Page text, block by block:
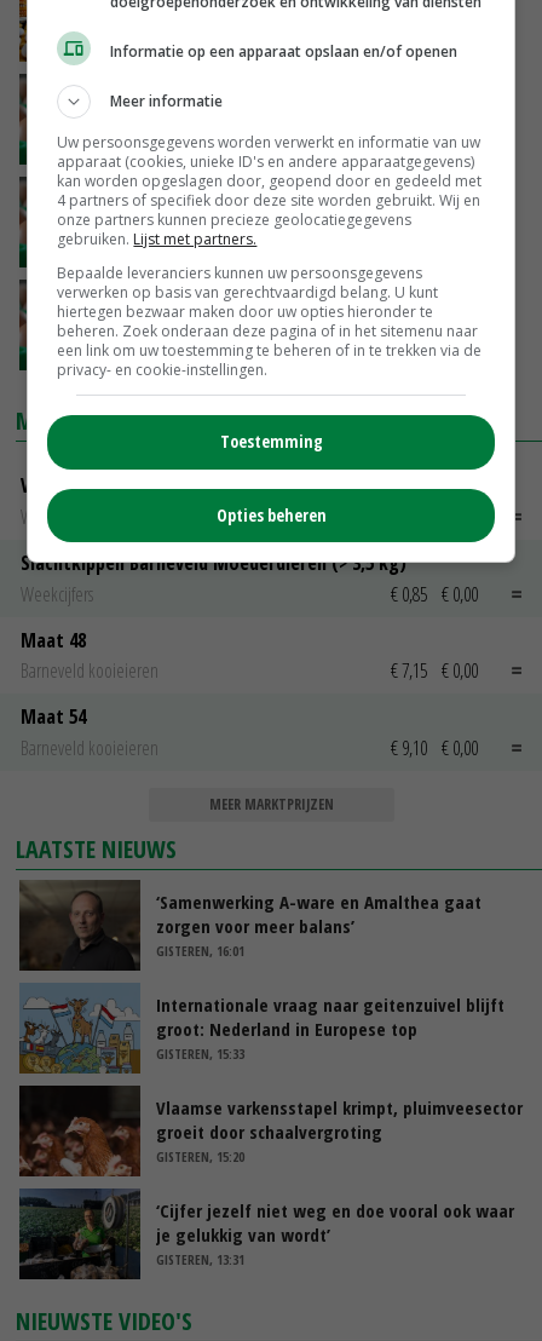
20-04-2019
Prijzen eieren week 8
24-02-2017
Prijzen eieren week 7
17-02-2017
Prijzen eieren week 6
10-02-2017
MARKTPRIJZEN
Vleeskuikens Barneveld tot 2000 gr
Weekcijfers
Slachtkippen Barneveld Moederdieren (> 3,5 kg)
Weekcijfers
€ 0,85 € 0,00
Maat 48
Barneveld kooieieren
€ 7,15 € 0,00
Maat 54
Barneveld kooieieren
€ 9,10 € 0,00
MEER MARKTPRIJZEN
LAATSTE NIEUWS
‘Samenwerking A-ware en Amalthea gaat
zorgen voor meer balans’
GISTEREN, 16:01
Internationale vraag naar geitenzuivel blijft
groot: Nederland in Europese top
GISTEREN, 15:33
Vlaamse varkensstapel krimpt, pluimveesector
groeit door schaalvergroting
GISTEREN, 15:20
‘Cijfer jezelf niet weg en doe vooral ook waar
je gelukkig van wordt’
GISTEREN, 13:31
NIEUWSTE VIDEO'S
Informatie op een apparaat opslaan en/of openen
Meer informatie
Uw persoonsgegevens worden verwerkt en informatie van uw
apparaat (cookies, unieke ID's en andere apparaatgegevens)
kan worden opgeslagen door, geopend door en gedeeld met
4 partners of specifiek door deze site worden gebruikt. Wij en
onze partners kunnen precieze geolocatiegegevens
gebruiken. Lijst met partners.
Bepaalde leveranciers kunnen uw persoonsgegevens
verwerken op basis van gerechtvaardigd belang. U kunt
hiertegen bezwaar maken door uw opties hieronder te
beheren. Zoek onderaan deze pagina of in het sitemenu naar
een link om uw toestemming te beheren of in te trekken via de
privacy- en cookie-instellingen.
Toestemming
Opties beheren